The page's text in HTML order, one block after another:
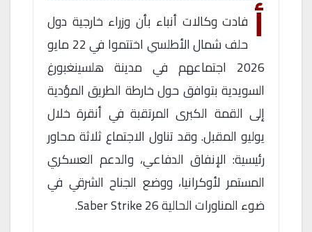
أ فادت وكالات أنباء بأن وزراء خارجية دول
حلف شمال الأطلسي اختتموا في 22 مايو
2026 اجتماعهم في مدينة هلسينغبورغ
السويدية بتوافق حول خارطة الطريق المؤدية
إلى القمة الكبرى المرتقبة في أنقرة خلال
يوليو المقبل. وقد تناول الاجتماع ثلاثة محاور
رئيسية: الإنفاق الدفاعي، والدعم العسكري
المستمر لأوكرانيا، ووضع الجناح الشرقي في
ضوء المناورات الحالية Saber Strike 26.